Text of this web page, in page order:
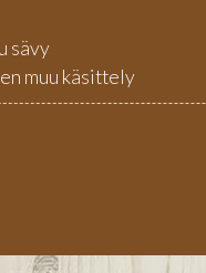
sävy
muu käsittely